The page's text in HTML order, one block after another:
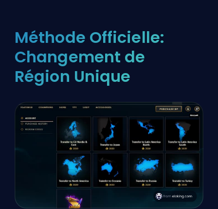
Méthode Officielle:
Changement de
Région Unique